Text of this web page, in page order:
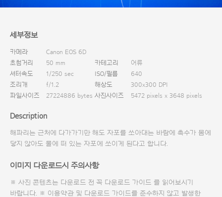
세부정보
카메라
Canon EOS 6D
초첨거리
50 mm 카테고리
어류
셔터속도
1/250 sec ISO/필름
640
조리개
f/1.2 해상도
300x300 DPI
파일사이즈
27224886 bytes 사진사이즈 5472 pixels x 3648 pixels
Description
해파리는 근처에 다가가기만 해도 자포를 쏘아대는 바람에 촉수가 몸에
닿지 않아도 물에 떠 있는 자포에 쏘이게 된다고 합니다.
이미지 다운로드시 주의사항
※ 사진 콘텐츠는 다운로드 전 꼭 다운로드 가이드 를 읽어보시기
바랍니다. ※ 이용약관 및 다운로드 가이드를 준수하지 않고 발생한